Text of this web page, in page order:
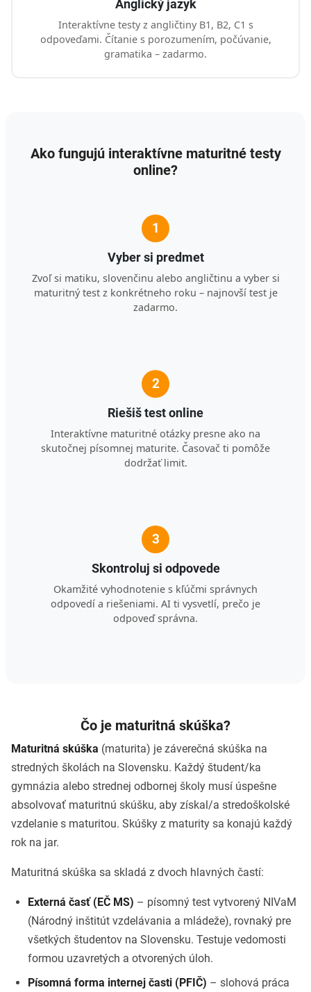
Anglický jazyk
Interaktívne testy z angličtiny B1, B2, C1 s
odpoveďami. Čítanie s porozumením, počúvanie,
gramatika – zadarmo.
Ako fungujú interaktívne maturitné testy
online?
1
Vyber si predmet
Zvoľ si matiku, slovenčinu alebo angličtinu a vyber si
maturitný test z konkrétneho roku – najnovší test je
zadarmo.
2
Riešiš test online
Interaktívne maturitné otázky presne ako na
skutočnej písomnej maturite. Časovač ti pomôže
dodržať limit.
3
Skontroluj si odpovede
Okamžité vyhodnotenie s kľúčmi správnych
odpovedí a riešeniami. AI ti vysvetlí, prečo je
odpoveď správna.
Čo je maturitná skúška?
Maturitná skúška (maturita) je záverečná skúška na
stredných školách na Slovensku. Každý študent/ka
gymnázia alebo strednej odbornej školy musí úspešne
absolvovať maturitnú skúšku, aby získal/a stredoškolské
vzdelanie s maturitou. Skúšky z maturity sa konajú každý
rok na jar.
Maturitná skúška sa skladá z dvoch hlavných častí:
Externá časť (EČ MS) – písomný test vytvorený NIVaM
(Národný inštitút vzdelávania a mládeže), rovnaký pre
všetkých študentov na Slovensku. Testuje vedomosti
formou uzavretých a otvorených úloh.
Písomná forma internej časti (PFIČ) – slohová práca